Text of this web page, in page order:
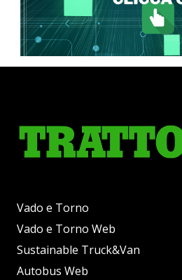
Vado e Torno
Vado e Torno Web
Sustainable Truck&Van
Autobus Web